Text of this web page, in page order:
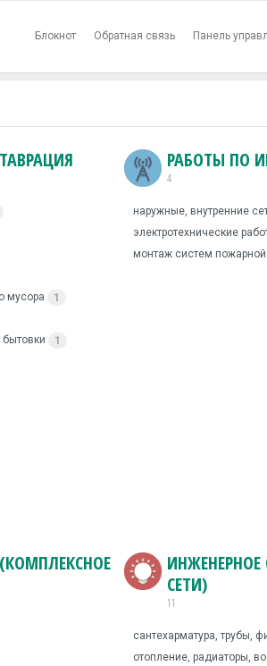
Блокнот Обратная связь Панель
мусора
1
1
РАБОТЫ ПО
4
наружные, внутренние
электротехнические
монтаж систем
ИНЖЕНЕРНОЕ
СЕТИ)
11
сантехарматура, трубы,
отопление, радиаторы,